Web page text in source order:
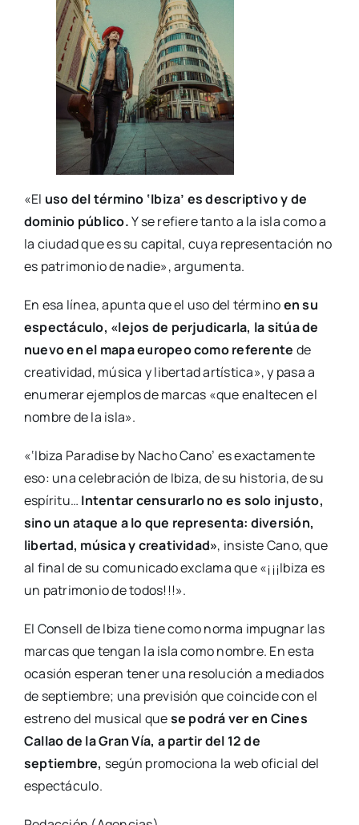
«El uso del término ‘Ibiza’ es descriptivo y de
dominio público.Y se refiere tanto a la isla como a
la ciudad que es su capital, cuya representación no
es patrimonio de nadie», argumenta.
En esa línea, apunta que el uso del términoen su
espectáculo, «lejos de perjudicarla, la sitúa de
nuevo en el mapa europeo como referente de
creatividad, música y libertad artística», y pasa a
enumerar ejemplos de marcas «que enaltecen el
nombre de la isla».
«‘Ibiza Paradise by Nacho Cano’ es exactamente
eso: una celebración de Ibiza, de su historia, de su
espíritu… Intentar censurarlo no es solo injusto,
sino un ataque a lo que representa: diversión,
libertad, música y creatividad», insiste Cano, que
al final de su comunicado exclama que «¡¡¡Ibiza es
un patrimonio de todos!!!».
El Consell de Ibiza tiene como norma impugnar las
marcas que tengan la isla como nombre. En esta
ocasión esperan tener una resolución a mediados
de septiembre; una previsión que coincide con el
estreno del musical quese podrá ver en Cines
Callao de la Gran Vía, a partir del 12 de
septiembre, según promociona la web oficial del
espectáculo.